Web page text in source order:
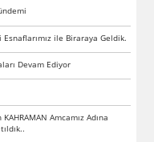
ile Biraraya Geldik.
Devam Ediyor
Amcamız Adına